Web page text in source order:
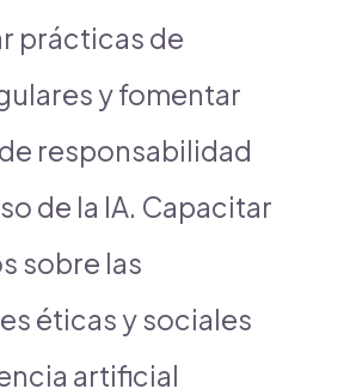
prácticas de
y fomentar
responsabilidad
de la IA. Capacitar
sobre las
éticas y sociales
artificial